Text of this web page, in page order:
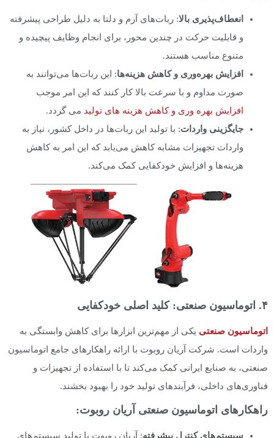
انعطاف‌پذیری بالا: ربات‌های آرم و دلتا به دلیل طراحی پیشرفته
و قابلیت حرکت در چندین محور، برای انجام وظایف پیچیده و
متنوع مناسب هستند.
افزایش بهره‌وری و کاهش هزینه‌ها: این ربات‌ها می‌توانند به
صورت مداوم و با سرعت بالا کار کنند که این امر موجب
افزایش بهره وری و کاهش هزینه های تولید می گردد.
جایگزینی واردات: با تولید این ربات‌ها در داخل کشور، نیاز به
واردات تجهیزات مشابه کاهش می‌یابد که این امر به کاهش
هزینه‌ها و افزایش خودکفایی کمک می‌کند.
۴. اتوماسیون صنعتی: کلید اصلی خودکفایی
اتوماسیون صنعتی یکی از مهم‌ترین ابزارها برای کاهش وابستگی به
واردات است. شرکت آریان روبوت با ارائه راهکارهای جامع اتوماسیون
صنعتی، به صنایع ایرانی کمک می‌کند تا با استفاده از تجهیزات و
فناوری‌های داخلی، فرآیندهای تولید خود را بهبود بخشند.
راهکارهای اتوماسیون صنعتی آریان روبوت:
سیستم‌های کنترل پیشرفته: آریان روبوت با تولید سیستم‌های